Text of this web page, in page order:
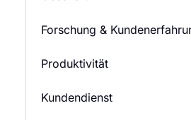
Forschung &
Produktivität
Kundendienst